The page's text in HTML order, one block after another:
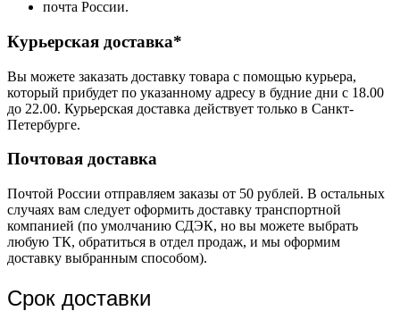
почта России.
Курьерская доставка*
Вы можете заказать доставку товара с помощью курьера,
который прибудет по указанному адресу в будние дни с 18.00
до 22.00. Курьерская доставка действует только в Санкт-
Петербурге.
Почтовая доставка
Почтой России отправляем заказы от 50 рублей. В остальных
случаях вам следует оформить доставку транспортной
компанией (по умолчанию СДЭК, но вы можете выбрать
любую ТК, обратиться в отдел продаж, и мы оформим
доставку выбранным способом).
Срок доставки